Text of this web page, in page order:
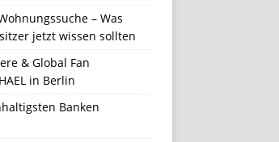
– Was
jetzt wissen sollten
& Global Fan
in Berlin
Banken